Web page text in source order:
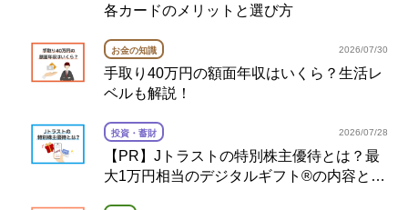
各カードのメリットと選び方
お金の知識 2026/07/30
手取り40万円の額面年収はいくら？生活レ
ベルも解説！
投資・蓄財 2026/07/28
【PR】Jトラストの特別株主優待とは？最
大1万円相当のデジタルギフト®の内容と注